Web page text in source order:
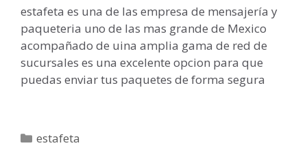
estafeta es una de las empresa de mensajería y
paqueteria uno de las mas grande de Mexico
acompañado de uina amplia gama de red de
sucursales es una excelente opcion para que
puedas enviar tus paquetes de forma segura
Categorías
estafeta